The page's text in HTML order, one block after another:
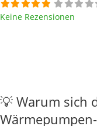
Keine Rezensionen
💡 Warum sich